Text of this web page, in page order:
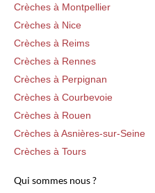
Crèches à Montpellier
Crèches à Nice
Crèches à Reims
Crèches à Rennes
Crèches à Perpignan
Crèches à Courbevoie
Crèches à Rouen
Crèches à Asnières-sur-Seine
Crèches à Tours
Qui sommes nous ?